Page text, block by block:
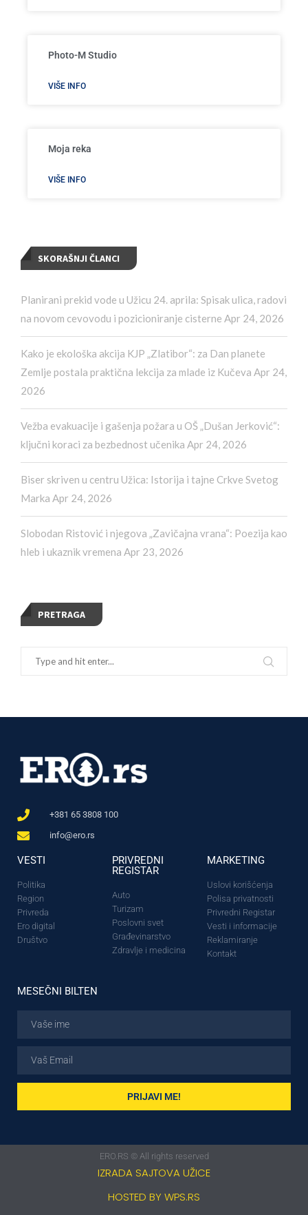
Photo-M Studio
VIŠE INFO
Moja reka
VIŠE INFO
SKORAŠNJI ČLANCI
Planirani prekid vode u Užicu 24. aprila: Spisak ulica, radovi
na novom cevovodu i pozicioniranje cisterne Apr 24, 2026
Kako je ekološka akcija KJP „Zlatibor“: za Dan planete
Zemlje postala praktična lekcija za mlade iz Kučeva Apr 24,
2026
Vežba evakuacije i gašenja požara u OŠ „Dušan Jerković“:
ključni koraci za bezbednost učenika Apr 24, 2026
Biser skriven u centru Užica: Istorija i tajne Crkve Svetog
Marka Apr 24, 2026
Slobodan Ristović i njegova „Zavičajna vrana“: Poezija kao
hleb i ukaznik vremena Apr 23, 2026
PRETRAGA
+381 65 3808 100
info@ero.rs
VESTI
Politika
Region
Privreda
Ero digital
Društvo
PRIVREDNI
REGISTAR
Auto
Turizam
Poslovni svet
Građevinarstvo
Zdravlje i medicina
MARKETING
Uslovi korišćenja
Polisa privatnosti
Privredni Registar
Vesti i informacije
Reklamiranje
Kontakt
MESEČNI BILTEN
PRIJAVI ME!
ERO.RS © All rights reserved
IZRADA SAJTOVA UŽICE
HOSTED BY WPS.RS